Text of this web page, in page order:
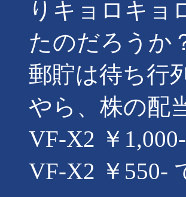
りキョロキョ
たのだろうか
郵貯は待ち行
やら、株の配
VF-X2 ￥1,000-
VF-X2 ￥550-